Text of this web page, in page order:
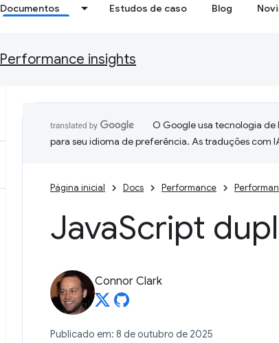
Documentos Estudos de caso Blog
Performance insights
O Google usa tecnologia
para seu idioma de preferência. As traduções com
Página inicial Docs Performance
JavaScript
Connor Clark
Publicado em: 8 de outubro de 2025